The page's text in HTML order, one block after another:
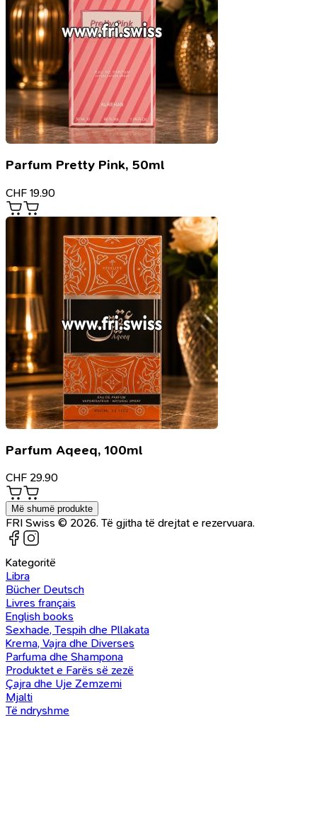
Parfum Pretty Pink, 50ml
CHF 19.90
Parfum Aqeeq, 100ml
CHF 29.90
Më shumë produkte
FRI Swiss © 2026. Të gjitha të drejtat e rezervuara.
Kategoritë
Libra
Bücher Deutsch
Livres français
English books
Sexhade, Tespih dhe Pllakata
Krema, Vajra dhe Diverses
Parfuma dhe Shampona
Produktet e Farës së zezë
Çajra dhe Uje Zemzemi
Mjalti
Të ndryshme